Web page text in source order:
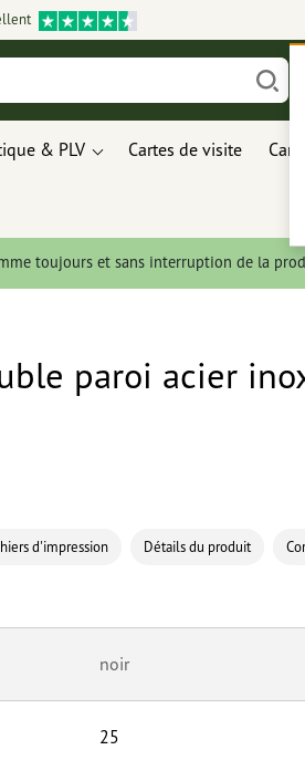
& PLV Cartes de visite
toujours et sans interruption de la
paroi acier
d'impression Détails du produit
noir
25